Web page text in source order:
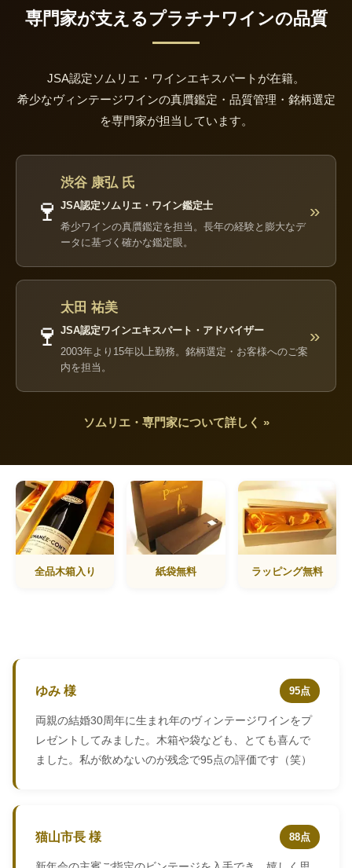
専門家が支えるプラチナワインの品質
JSA認定ソムリエ・ワインエキスパートが在籍。
希少なヴィンテージワインの真贋鑑定・品質管理・銘柄選定
を専門家が担当しています。
🍷
渋谷 康弘 氏
JSA認定ソムリエ・ワイン鑑定士
希少ワインの真贋鑑定を担当。長年の経験と膨大なデ
ータに基づく確かな鑑定眼。
»
🍷
太田 祐美
JSA認定ワインエキスパート・アドバイザー
2003年より15年以上勤務。銘柄選定・お客様へのご案
内を担当。
»
ソムリエ・専門家について詳しく »
全品木箱入り 紙袋無料 ラッピング無料
ゆみ 様 95点
両親の結婚30周年に生まれ年のヴィンテージワインをプ
レゼントしてみました。木箱や袋なども、とても喜んで
ました。私が飲めないのが残念で95点の評価です（笑）
猫山市長 様 88点